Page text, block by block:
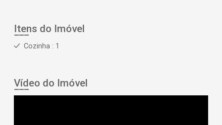
Itens do Imóvel
Cozinha : 1
Vídeo do Imóvel